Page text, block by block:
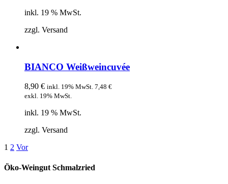
inkl. 19 % MwSt.
zzgl. Versand
BIANCO Weißweincuvée
8,90 € inkl. 19% MwSt. 7,48 €
exkl. 19% MwSt.
inkl. 19 % MwSt.
zzgl. Versand
1 2 Vor
Öko-Weingut Schmalzried